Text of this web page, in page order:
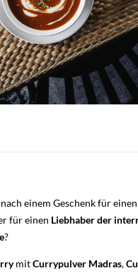
einem Geschenk für einen
für einen Liebhaber der
?
mitCurrypulver Madras,